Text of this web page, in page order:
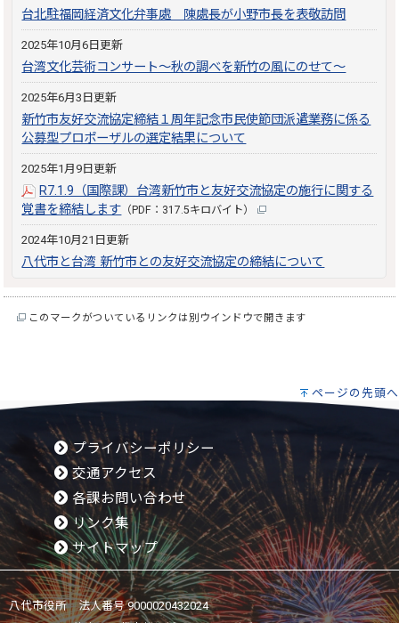
台北駐福岡経済文化弁事處 陳處長が小野市長を表敬訪問
2025年10月6日更新
台湾文化芸術コンサート～秋の調べを新竹の風にのせて～
2025年6月3日更新
新竹市友好交流協定締結１周年記念市民使節団派遣業務に係る
公募型プロポーザルの選定結果について
2025年1月9日更新
R7.1.9（国際課）台湾新竹市と友好交流協定の施行に関する
覚書を締結します （PDF：317.5キロバイト）
2024年10月21日更新
八代市と台湾 新竹市との友好交流協定の締結について
このマークがついているリンクは別ウインドウで開きます
ページの先頭へ
プライバシーポリシー
交通アクセス
各課お問い合わせ
リンク集
サイトマップ
八代市役所 法人番号 9000020432024